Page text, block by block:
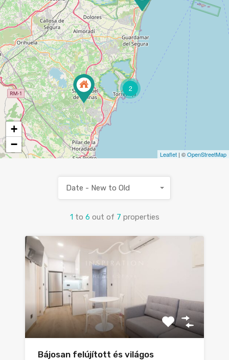
2
+
−
Leaflet | ©OpenStreetMap
1 to 6 out of 7 properties
Date - New to Old
Bájosan felújított és világos